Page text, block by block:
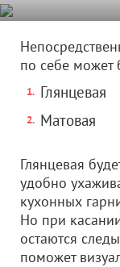
по себе может
Глянцевая
Матовая
Глянцевая
удобно
кухонных
Но при
остаются
поможет